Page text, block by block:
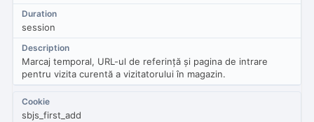
session
Marcaj temporal, URL-ul de referință și pagina de intrare
pentru vizita curentă a vizitatorului în magazin.
sbjs_first_add